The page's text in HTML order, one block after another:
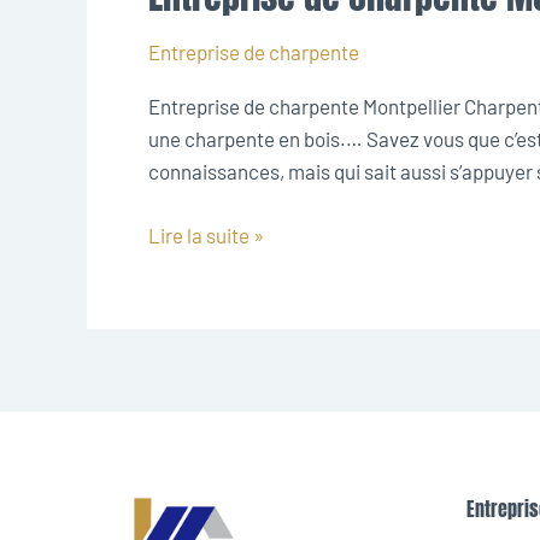
Entreprise de charpente
Entreprise de charpente Montpellier
une charpente en bois.… Savez vous que
connaissances, mais qui sait aussi
de
charpente
Lire la suite »